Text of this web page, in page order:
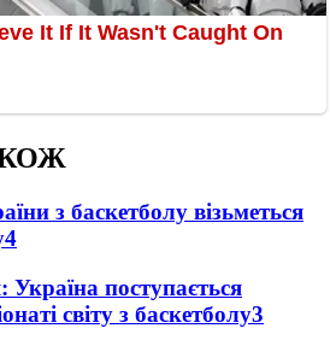
з баскетболу візьметься
4
Україна поступається
світу з баскетболу3